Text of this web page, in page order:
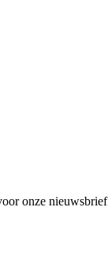
onze nieuwsbrief